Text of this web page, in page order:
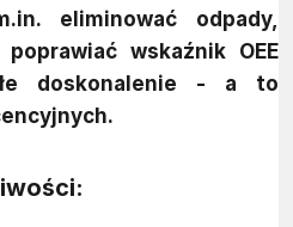
eliminować odpady,
wskaźnik OEE
doskonalenie - a to